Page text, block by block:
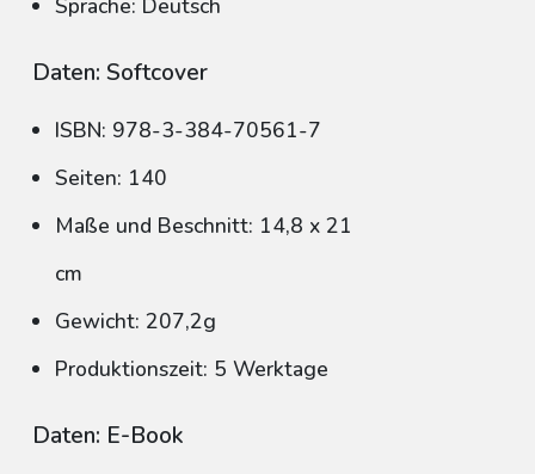
Sprache: Deutsch
Daten: Softcover
ISBN: 978-3-384-70561-7
Seiten: 140
Maße und Beschnitt: 14,8 x 21
cm
Gewicht: 207,2g
Produktionszeit: 5 Werktage
Daten: E-Book